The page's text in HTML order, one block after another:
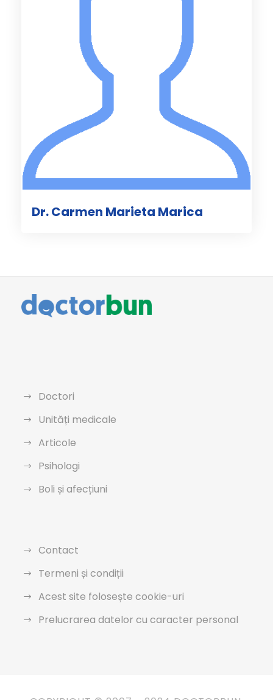
Dr. Carmen Marieta Marica
Doctori
Unități medicale
Articole
Psihologi
Boli și afecțiuni
Contact
Termeni și condiții
Acest site folosește cookie-uri
Prelucrarea datelor cu caracter personal